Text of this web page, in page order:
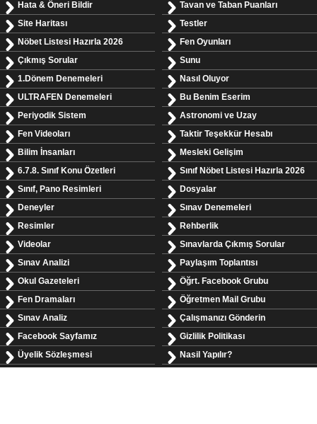
Hata & Öneri Bildir
Site Haritası
Nöbet Listesi Hazırla 2026
Çıkmış Sorular
1.Dönem Denemeleri
ULTRAFEN Denemeleri
Periyodik Sistem
Fen Videoları
Bilim İnsanları
6.7.8. Sınıf Konu Özetleri
Sınıf, Pano Resimleri
Deneyler
Resimler
Videolar
Sınav Analizi
Okul Gazeteleri
Fen Dramaları
Sınav Analiz
Facebook Sayfamız
Üyelik Sözleşmesi
Tavan ve Taban Puanları
Testler
Fen Oyunları
Sunu
Nasıl Oluyor
Bu Benim Eserim
Astronomi ve Uzay
Taktir Teşekkür Hesabı
Mesleki Gelişim
Sınıf Nöbet Listesi Hazırla 2026
Dosyalar
Sınav Denemeleri
Rehberlik
Sınavlarda Çıkmış Sorular
Paylaşım Toplantısı
Öğrt. Facebook Grubu
Öğretmen Mail Grubu
Çalışmanızı Gönderin
Gizlilik Politikası
Nasil Yapılır?